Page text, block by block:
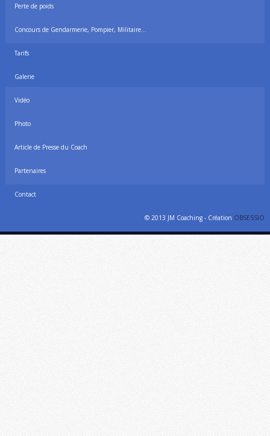
Perte de poids
Concours de Gendarmerie, Pompier, Militaire…
Tarifs
Galerie
Vidéo
Photo
Article de Presse du Coach
Partenaires
Contact
© 2013 JM Coaching - Création OBSESSIO